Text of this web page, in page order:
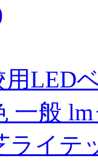
LED
一般
ライテ